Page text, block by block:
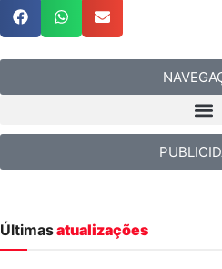
Últimasatualizações